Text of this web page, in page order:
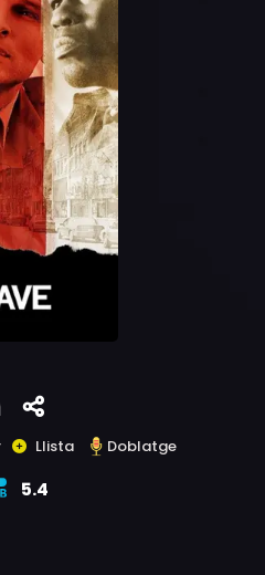
Llista Doblatge
5.4